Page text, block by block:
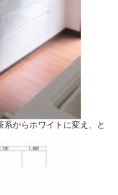
からホワイトに変え、と